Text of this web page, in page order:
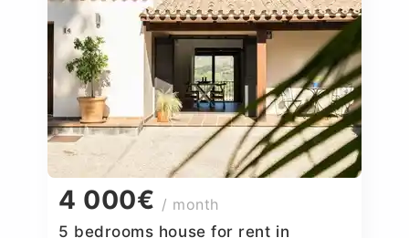
4 000€ / month
5 bedrooms house for rent in